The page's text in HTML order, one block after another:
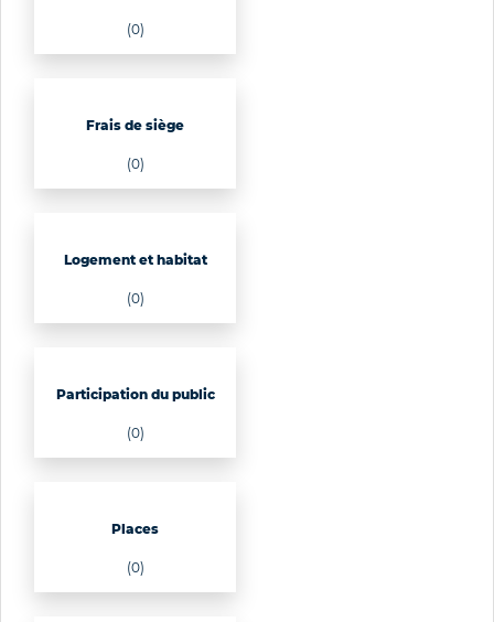
(0)
Frais de siège
(0)
Logement et habitat
(0)
Participation du public
(0)
Places
(0)